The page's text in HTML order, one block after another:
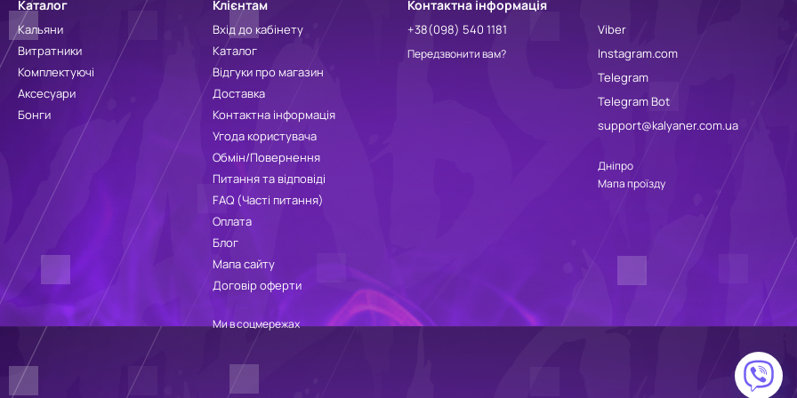
Каталог
Кальяни
Витратники
Комплектуючі
Аксесуари
Бонги
Клієнтам
Вхід до кабінету
Каталог
Відгуки про магазин
Доставка
Контактна інформація
Угода користувача
Обмін/Повернення
Питання та відповіді
FAQ (Часті питання)
Оплата
Блог
Мапа сайту
Договір оферти
Ми в соцмережах
Контактна інформація
+38(098) 540 1181
Передзвонити вам?
Viber
Instagram.com
Telegram
Telegram Bot
support@kalyaner.com.ua
Дніпро
Мапа проїзду